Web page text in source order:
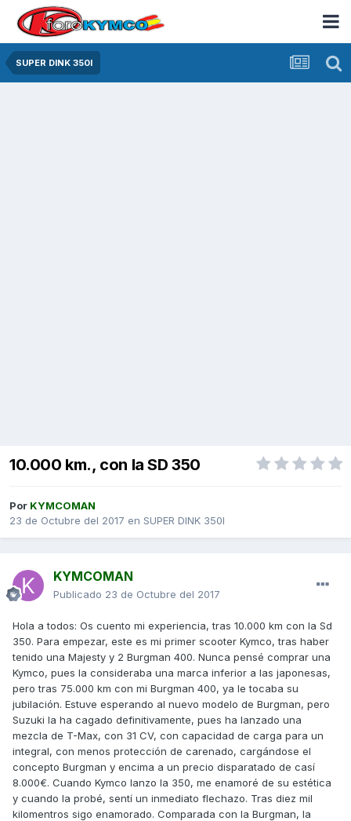
SUPER DINK 350I
10.000 km., con la SD 350
Por KYMCOMAN
23 de Octubre del 2017 en SUPER DINK 350I
KYMCOMAN
Publicado 23 de Octubre del 2017
Hola a todos: Os cuento mi experiencia, tras 10.000 km con la Sd
350. Para empezar, este es mi primer scooter Kymco, tras haber
tenido una Majesty y 2 Burgman 400. Nunca pensé comprar una
Kymco, pues la consideraba una marca inferior a las japonesas,
pero tras 75.000 km con mi Burgman 400, ya le tocaba su
jubilación. Estuve esperando al nuevo modelo de Burgman, pero
Suzuki la ha cagado definitivamente, pues ha lanzado una
mezcla de T-Max, con 31 CV, con capacidad de carga para un
integral, con menos protección de carenado, cargándose el
concepto Burgman y encima a un precio disparatado de casí
8.000€. Cuando Kymco lanzo la 350, me enamoré de su estética
y cuando la probé, sentí un inmediato flechazo. Tras diez mil
kilomentros sigo enamorado. Comparada con la Burgman, la